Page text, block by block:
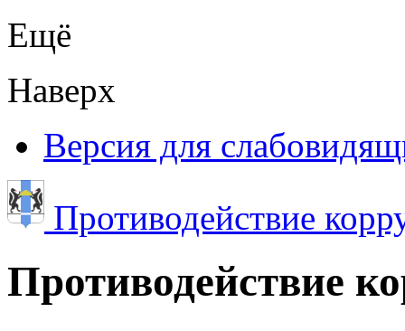
Ещё
Наверх
Версия для
Противодействие
Противодействие